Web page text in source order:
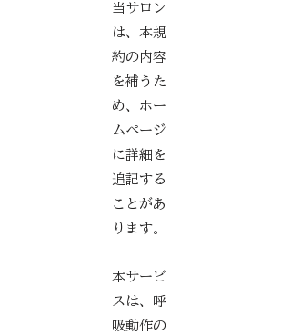
当サロン
は、本規
約の内容
を補うた
め、ホー
ムページ
に詳細を
追記する
ことがあ
ります。
本サービ
スは、呼
吸動作の